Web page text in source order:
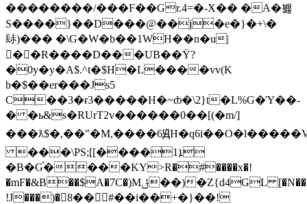
��������/���F��Gr.4=�-X�� �A�봻
S����}��D���@��j�e�}�+\�
䦊)��� �\G�W�b��1WH��n�u|
�َ�R����D���UB��Ϋ?
�0y�y�A$.^t�$H�L����vv(K
b�$��er���Js5
C��3�ɍ3�����H�~ȸ�\2}t�L%G�Ύ��-
� �ь&s�RUrT2v������0��[(�m/]
���ƛ$�,��"�M,����6ԬH�q6
���\PS;[[����1ܐ
�B�G֗����KY>R�#����x�!
�mF�&B��$A�7C�)Mݪ��)�Z{d4GL [�N���7���ɭ�
!J���)�8��#��i��+�}��!